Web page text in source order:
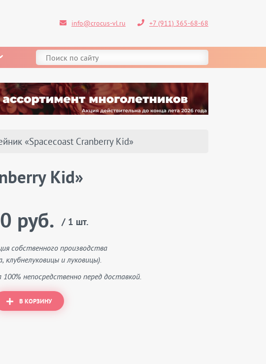
info@crocus-vl.ru +7 (911) 365-68-68
«Spacecoast Cranberry Kid»
Kid»
руб. / 1 шт.
собственного производства
клубнелуковицы и луковицы).
непосредственно перед доставкой.
В КОРЗИНУ